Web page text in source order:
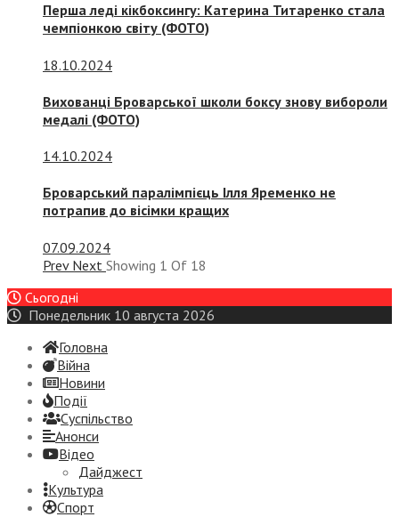
Перша леді кікбоксингу: Катерина Титаренко стала
чемпіонкою світу (ФОТО)
18.10.2024
Вихованці Броварської школи боксу знову вибороли
медалі (ФОТО)
14.10.2024
Броварський паралімпієць Ілля Яременко не
потрапив до вісімки кращих
07.09.2024
Prev Next Showing 1 Of 18
Сьогодні
Понедельник 10 августа 2026
Головна
Війна
Новини
Події
Суспiльство
Анонси
Відео
Дайджест
Культура
Спорт